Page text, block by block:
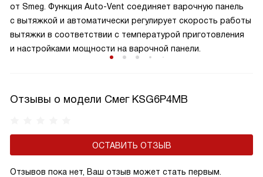
от Smeg. Функция Auto-Vent соединяет варочную панель
с вытяжкой и автоматически регулирует скорость работы
вытяжки в соответствии с температурой приготовления
и настройками мощности на варочной панели.
Отзывы о модели Смег KSG6P4MB
ОСТАВИТЬ ОТЗЫВ
Отзывов пока нет, Ваш отзыв может стать первым.